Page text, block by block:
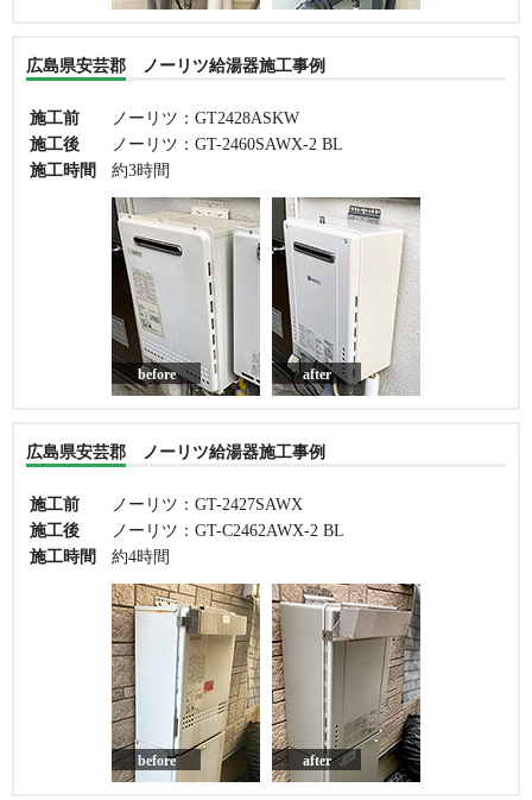
広島県安芸郡 ノーリツ給湯器施工事例
施工前
ノーリツ：GT2428ASKW
施工後
ノーリツ：GT-2460SAWX-2 BL
施工時間
約3時間
before after
広島県安芸郡 ノーリツ給湯器施工事例
施工前
ノーリツ：GT-2427SAWX
施工後
ノーリツ：GT-C2462AWX-2 BL
施工時間
約4時間
before after